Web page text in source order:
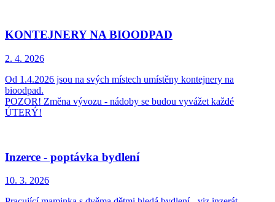
KONTEJNERY NA BIOODPAD
2. 4. 2026
Od 1.4.2026 jsou na svých místech umístěny kontejnery na
bioodpad.
POZOR! Změna vývozu - nádoby se budou vyvážet každé
ÚTERÝ!
Inzerce - poptávka bydlení
10. 3. 2026